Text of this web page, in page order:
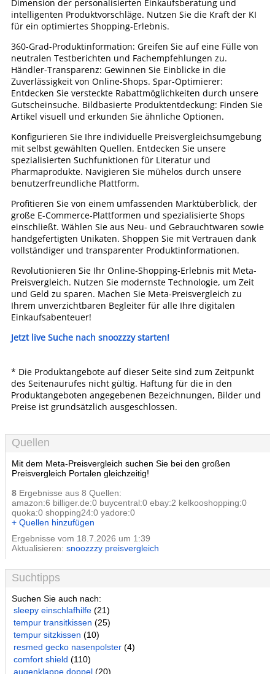
Dimension der personalisierten Einkaufsberatung und
intelligenten Produktvorschläge. Nutzen Sie die Kraft der KI
für ein optimiertes Shopping-Erlebnis.
360-Grad-Produktinformation: Greifen Sie auf eine Fülle von
neutralen Testberichten und Fachempfehlungen zu.
Händler-Transparenz: Gewinnen Sie Einblicke in die
Zuverlässigkeit von Online-Shops. Spar-Optimierer:
Entdecken Sie versteckte Rabattmöglichkeiten durch unsere
Gutscheinsuche. Bildbasierte Produktentdeckung: Finden Sie
Artikel visuell und erkunden Sie ähnliche Optionen.
Konfigurieren Sie Ihre individuelle Preisvergleichsumgebung
mit selbst gewählten Quellen. Entdecken Sie unsere
spezialisierten Suchfunktionen für Literatur und
Pharmaprodukte. Navigieren Sie mühelos durch unsere
benutzerfreundliche Plattform.
Profitieren Sie von einem umfassenden Marktüberblick, der
große E-Commerce-Plattformen und spezialisierte Shops
einschließt. Wählen Sie aus Neu- und Gebrauchtwaren sowie
handgefertigten Unikaten. Shoppen Sie mit Vertrauen dank
vollständiger und transparenter Produktinformationen.
Revolutionieren Sie Ihr Online-Shopping-Erlebnis mit Meta-
Preisvergleich. Nutzen Sie modernste Technologie, um Zeit
und Geld zu sparen. Machen Sie Meta-Preisvergleich zu
Ihrem unverzichtbaren Begleiter für alle Ihre digitalen
Einkaufsabenteuer!
Jetzt live Suche nach snoozzzy starten!
* Die Produktangebote auf dieser Seite sind zum Zeitpunkt
des Seitenaurufes nicht gültig. Haftung für die in den
Produktangeboten angegebenen Bezeichnungen, Bilder und
Preise ist grundsätzlich ausgeschlossen.
Quellen
Mit dem Meta-Preisvergleich suchen Sie bei den großen
Preisvergleich Portalen gleichzeitig!
8 Ergebnisse aus 8 Quellen:
amazon:6 billiger.de:0 buycentral:0 ebay:2 kelkooshopping:0
quoka:0 shopping24:0 yadore:0
+ Quellen hinzufügen
Ergebnisse vom 18.7.2026 um 1:39
Aktualisieren: snoozzzy preisvergleich
Suchtipps
Suchen Sie auch nach:
sleepy einschlafhilfe (21)
tempur transitkissen (25)
tempur sitzkissen (10)
resmed gecko nasenpolster (4)
comfort shield (110)
augenklappe doppel (20)